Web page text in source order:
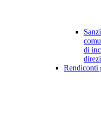
di
Rendiconti